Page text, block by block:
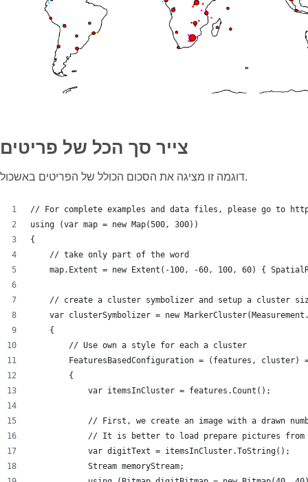
צייר סך הכל של פריטים
דוגמה זו מציגה את הסכום הכולל של הפריטים באשכול.
// For complete examples and data files, please go to
using (var map = new Map(500, 300))
{
    // take only part of the word
map.Extent = new Extent(-100, -60, 100, 60) {
// create a cluster symbolizer and setup a cluster
var clusterSymbolizer = new
    {
        // Use own a style for each a cluster
FeaturesBasedConfiguration = (features, cluster)
        {
            var itemsInCluster = features.Count();
// First, we create an image with a drawn
// It is better to load prepare pictures from
            var digitText = itemsInCluster.ToString();
            Stream memoryStream;